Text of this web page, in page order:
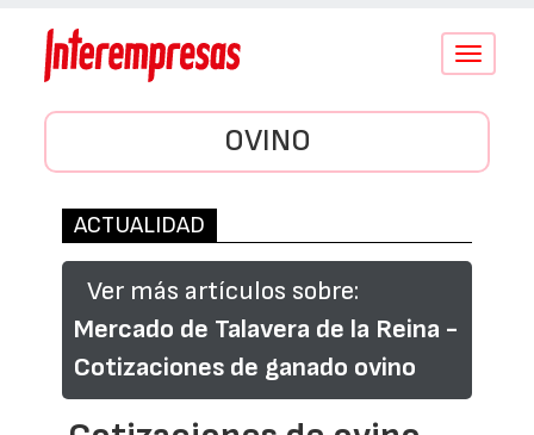
Conmutar
OVINO
ACTUALIDAD
Ver más artículos sobre:
Mercado de Talavera de la Reina -
Cotizaciones de ganado ovino